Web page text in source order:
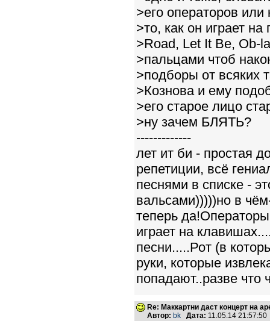
>его операторов
>то, как он играет
>Road, Let It Be, Ob-
>пальцами чтоб
>подборы от всяких
>Кознова и ему
>его старое лицо
>ну зачем БЛЯТЬ?
-------------
лет ит би - простая
репетиции, всё
песнями в списке -
вальсами)))))но в
теперь
играет на
песни.....Рот (в
руки, которые
попадают..разве что
Re: Маккартни даст концерт на
Автор: bk Дата: 11.05.14